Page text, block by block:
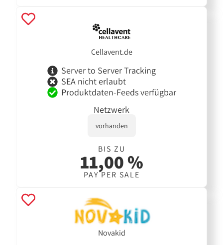
Cellavent.de
Server to Server Tracking
SEA nicht erlaubt
Produktdaten-Feeds verfügbar
Netzwerk
vorhanden
BIS ZU
11,00 %
PAY PER SALE
Novakid